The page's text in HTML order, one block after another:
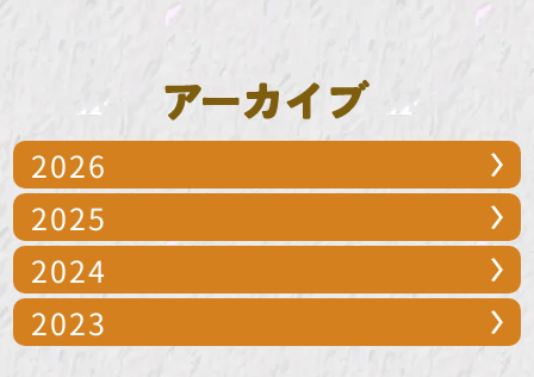
2026
2025
2024
2023